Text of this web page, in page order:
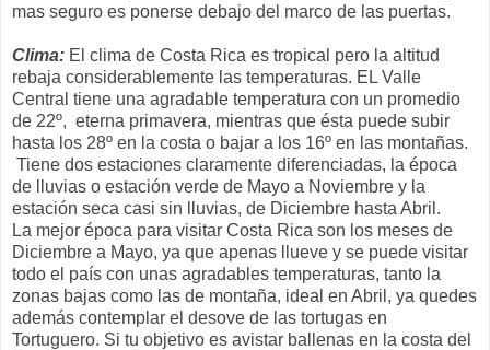
mas seguro es ponerse debajo del marco de las puertas.
Clima: El clima de Costa Rica es tropical pero la altitud
rebaja considerablemente las temperaturas. EL Valle
Central tiene una agradable temperatura con un promedio
de 22º, eterna primavera, mientras que ésta puede subir
hasta los 28º en la costa o bajar a los 16º en las montañas.
Tiene dos estaciones claramente diferenciadas, la época
de lluvias o estación verde de Mayo a Noviembre y la
estación seca casi sin lluvias, de Diciembre hasta Abril.
La mejor época para visitar Costa Rica son los meses de
Diciembre a Mayo, ya que apenas llueve y se puede visitar
todo el país con unas agradables temperaturas, tanto la
zonas bajas como las de montaña, ideal en Abril, ya quedes
además contemplar el desove de las tortugas en
Tortuguero. Si tu objetivo es avistar ballenas en la costa del